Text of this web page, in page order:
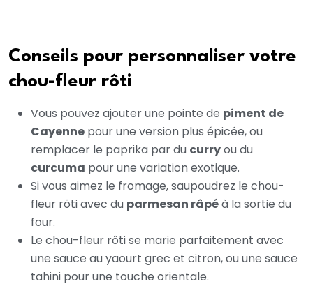
Conseils pour personnaliser votre
chou-fleur rôti
Vous pouvez ajouter une pointe de piment de
Cayenne pour une version plus épicée, ou
remplacer le paprika par du curryou du
curcuma pour une variation exotique.
Si vous aimez le fromage, saupoudrez le chou-
fleur rôti avec du parmesan râpéà la sortie du
four.
Le chou-fleur rôti se marie parfaitement avec
une sauce au yaourt grec et citron, ou une sauce
tahini pour une touche orientale.